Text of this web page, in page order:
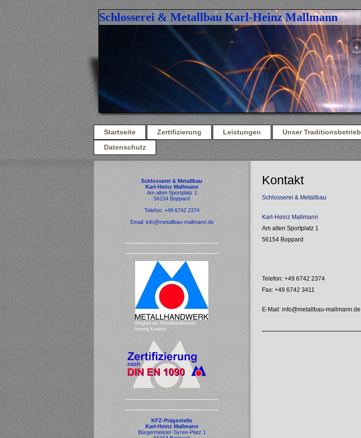
Schlosserei & Metallbau Karl-Heinz Mallmann
Startseite Zertifizierung Leistungen Unser Traditionsbetrieb
Datenschutz
Kontakt
Schlosserei & Metallbau
Karl-Heinz Mallmann
Am alten Sportplatz 1
56154 Boppard
Telefon: +49 6742 2374
Fax: +49 6742 3411
E-Mail: info@metallbau-mallmann.de
Schlosserei & Metallbau
Karl-Heinz Mallmann
Am alten Sportplatz 1
56154 Boppard
Telefon: +49 6742 2374
Email: info@metallbau-mallmann.de
Mitglied der Metallhandwerker-
Innung Koblenz
KFZ-Prägestelle
Karl-Heinz Mallmann
Bürgermeister-Syree-Platz 1